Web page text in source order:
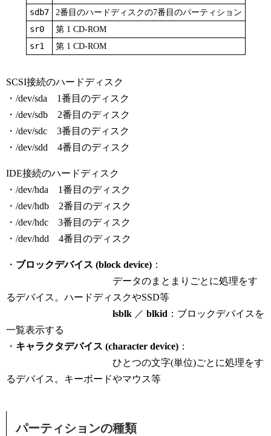
sdb7 2番目のハードディスクの7番目のパーティション
sr0 第 1 CD-ROM
sr1 第 1 CD-ROM
SCSI接続のハードディスク
・/dev/sda 1番目のディスク
・/dev/sdb 2番目のディスク
・/dev/sdc 3番目のディスク
・/dev/sdd 4番目のディスク
IDE接続のハードディスク
・/dev/hda 1番目のディスク
・/dev/hdb 2番目のディスク
・/dev/hdc 3番目のディスク
・/dev/hdd 4番目のディスク
・ ブロックデバイス (block device) ：
データのまとまりごとに処理をす
るデバイス。ハードディスクやSSD等
lsblk ／ blkid ：ブロックデバイスを
一覧表示する
・ キャラクタデバイス (character device) ：
ひとつの文字(単位)ごとに処理をす
るデバイス。キーボードやマウス等
パーティションの種類